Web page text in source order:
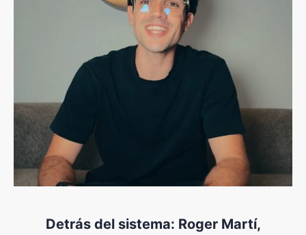
Detrás del sistema: Roger Martí,